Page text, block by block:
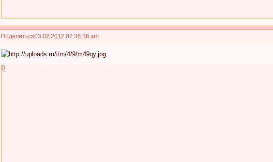
Поделиться03.02.2012 07:36:28 am
0